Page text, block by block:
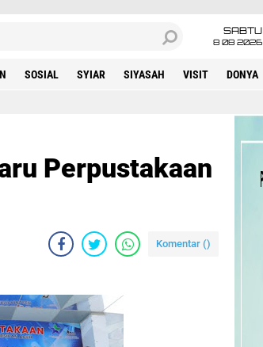
SABTU
8 08 2026
SOSIAL SYIAR SIYASAH VISIT DONYA
Perpustakaan
Komentar ()